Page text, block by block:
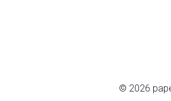
© 2026